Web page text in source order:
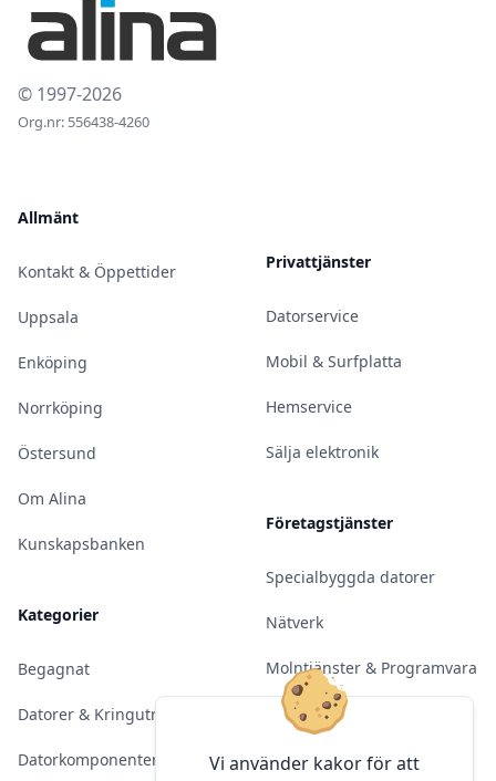
Vi använder kakor för att
© 1997-2026
Org.nr: 556438-4260
Allmänt
Kontakt & Öppettider
Uppsala
Enköping
Norrköping
Östersund
Om Alina
Kunskapsbanken
Kategorier
Begagnat
Datorer & Kringutrustning
Datorkomponenter
Privattjänster
Datorservice
Mobil & Surfplatta
Hemservice
Sälja elektronik
Företagstjänster
Specialbyggda datorer
Nätverk
Molntjänster & Programvara
Server & Backup
Kameraövervakning